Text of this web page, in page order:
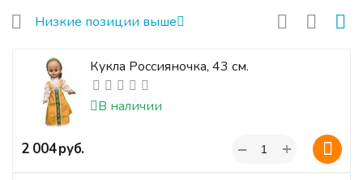
Низкие позиции выше
Кукла Россияночка, 43 см.
В наличии
‍2 004‍руб. +
−